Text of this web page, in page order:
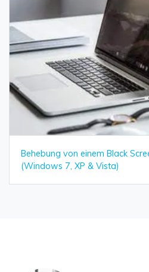
Behebung von einem Black
(Windows 7, XP & Vista)